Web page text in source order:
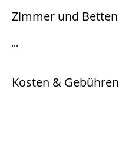
Zimmer und Betten
...
Kosten & Gebühren